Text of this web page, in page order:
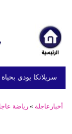
بحياة 3 سجناء ويصيب 23 آخرين
أخبارعاجلة »رياضة